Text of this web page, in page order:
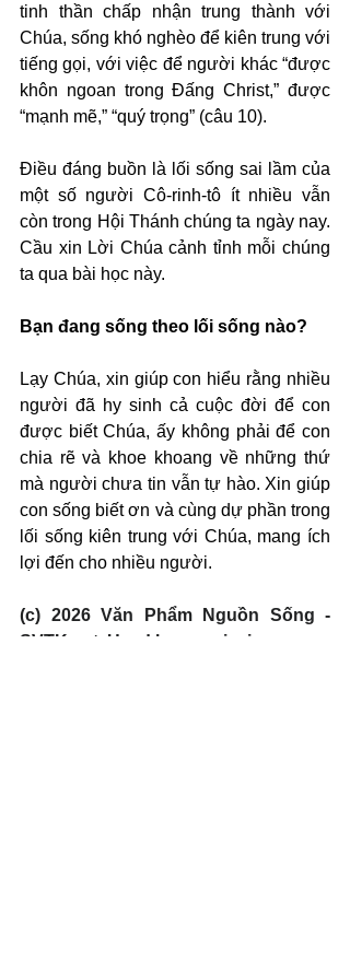
tinh thần chấp nhận trung thành với
Chúa, sống khó nghèo để kiên trung với
tiếng gọi, với việc để người khác “được
khôn ngoan trong Đấng Christ,” được
“mạnh mẽ,” “quý trọng” (câu 10).
Điều đáng buồn là lối sống sai lầm của
một số người Cô-rinh-tô ít nhiều vẫn
còn trong Hội Thánh chúng ta ngày nay.
Cầu xin Lời Chúa cảnh tỉnh mỗi chúng
ta qua bài học này.
Bạn đang sống theo lối sống nào?
Lạy Chúa, xin giúp con hiểu rằng nhiều
người đã hy sinh cả cuộc đời để con
được biết Chúa, ấy không phải để con
chia rẽ và khoe khoang về những thứ
mà người chưa tin vẫn tự hào. Xin giúp
con sống biết ơn và cùng dự phần trong
lối sống kiên trung với Chúa, mang ích
lợi đến cho nhiều người.
(c) 2026 Văn Phẩm Nguồn Sống -
SVTK.net. Used by permission.